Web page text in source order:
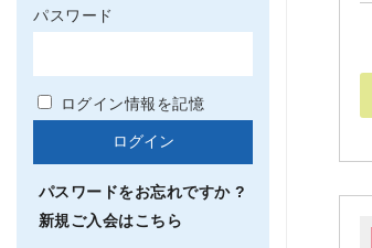
パスワード
ログイン情報を記憶
パスワードをお忘れですか ?
新規ご入会はこちら